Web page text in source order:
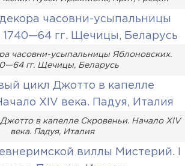
часовни-усыпальницы Яблоновских.
гг. Щечицы, Беларусь
в капелле Скровеньи. Начало XIV
века. Падуя, Италия